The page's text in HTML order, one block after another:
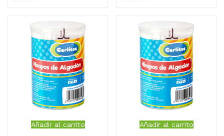
Añadir al carrito Añadir al carrito